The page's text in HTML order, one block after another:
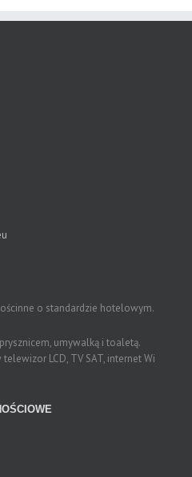
o standardzie hotelowym.
umywalką i toaletą.
LCD, TV SAT, internet Wi